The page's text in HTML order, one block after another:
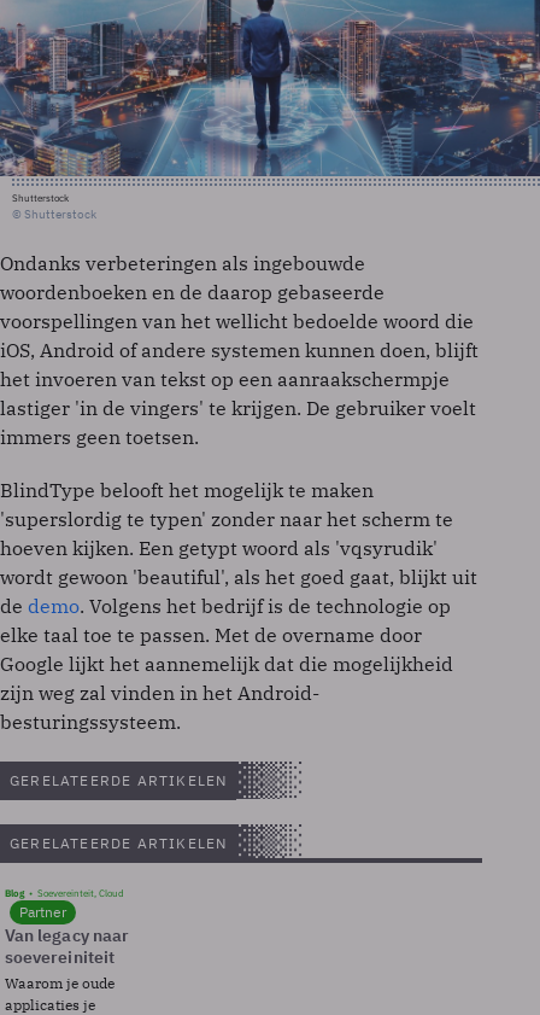
Shutterstock
© Shutterstock
Ondanks verbeteringen als ingebouwde
woordenboeken en de daarop gebaseerde
voorspellingen van het wellicht bedoelde woord die
iOS, Android of andere systemen kunnen doen, blijft
het invoeren van tekst op een aanraakschermpje
lastiger 'in de vingers' te krijgen. De gebruiker voelt
immers geen toetsen.
BlindType belooft het mogelijk te maken
'superslordig te typen' zonder naar het scherm te
hoeven kijken. Een getypt woord als 'vqsyrudik'
wordt gewoon 'beautiful', als het goed gaat, blijkt uit
de demo. Volgens het bedrijf is de technologie op
elke taal toe te passen. Met de overname door
Google lijkt het aannemelijk dat die mogelijkheid
zijn weg zal vinden in het Android-
besturingssysteem.
GERELATEERDE ARTIKELEN
GERELATEERDE ARTIKELEN
Blog Soevereinteit, Cloud
Partner
Van legacy naar
soevereiniteit
Waarom je oude
applicaties je